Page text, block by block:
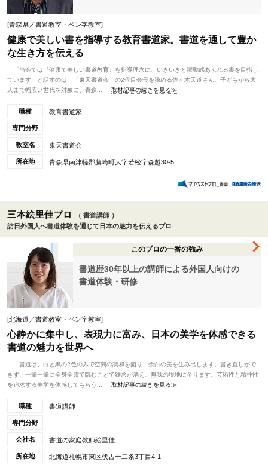
[青森県／書道教室・ペン字教室]
健康で美しい書を指導する教育書道家。書道を通して豊か
な生き方を伝える
「当会では『健康で美しい書道教育』を指導理念に、いきいきと躍動感あふれる書を目指し
ています」と話すのは、「東天書道会」の2代目会長を務める佐々木天道さん。子どもから大
人まで幅広い世代を対象に、青森...
取材記事の続きを見る≫
職種 教育書道家
専門分野
教室名 東天書道会
所在地 青森県南津軽郡藤崎町大字若松字森越30-5
三本絵里佳プロ
（ 書道講師 ）
訪日外国人へ書道体験を通じて日本の魅力を伝えるプロ
このプロの一番の強み
書道歴30年以上の講師による外国人向けの
書道体験・研修
[北海道／書道教室・ペン字教室]
心静かに集中し、表現力に富み、日本の美学を体感できる
書道の魅力を世界へ
「書道は、白と黒の2色のみで空間の調和を図り、余白の美を生み出します。書き直しがで
きず、一筆一筆に全身全霊で臨むことで雑念が消え、無我の境地に至ります。芸術性と精神性
を追求する美学を体感してもらう...
取材記事の続きを見る≫
職種 書道講師
専門分野
会社名 書道の家庭教師絵里佳
所在地 北海道札幌市東区伏古十二条3丁目4-1